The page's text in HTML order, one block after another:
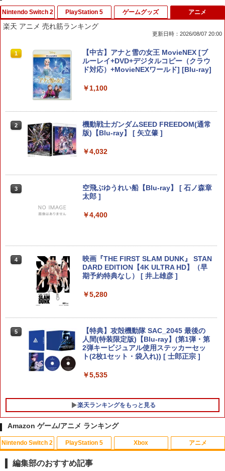
Nintendo Switch 2
1
【新品】Switch2 eFootball Kick-Off!
【メール便】
2
テーブルモード専用 ポータブルUSBハブ
スタンド 2ポート for Nintendo Switch
スクウェア・エニックス ドラゴンクエス
2】 POTPAANVA [POTPAANVA]
ドラゴンクエストXI 過ぎ去りし時を求
めて S Switch2版
￥4,930
5
【当店独自で＋P10倍★要エントリー】
【中古】[Switch2] ドラゴンクエストVII
Reimagined(ドラクエ7 リイマジンド)
スクウェア・エニックス(20260205)
￥5,080
PlayStation 5
1
[メール便OK]【新品】【PS5】CRYSTA
R -クライスタ- ［PS5版］[在庫品]
2
【SQUARE ENIX】【中古品】スクウェ
ア・エニックス『ドラゴンクエストVII R
フト 1週間保証【中古】
ー：リファンタジオ［PS5版］[在庫品]
【中古】PS5ソフト アサシン クリード
【佐々店】
【特典】METAL GEAR SOLID : MASTE
R COLLECTION Vol.2 PS5版(【早期購
ゲームグッズ
1
GBC用 レトロコレクションケース 5枚
ゲームボーイ ソフト ケース ゲーム 収納
ケース 高透明 簡単組立 PP素材 日本製 3
ル便送料無料】
Nintendo Switch2 専用 NGC+USB ハブ
ーラー 接続 USB ハブ スイッチ2 アクセ
ンシリーズ ※大量購入時には納期にお時
￥2,600
Switch2 ケース レザーケース スイッチ2
シンプル ミニマル PUレザー 革 カバー
ト プレゼント 送料無料
￥3,480
アニメ
楽天 アニメ 売れ筋ランキング
更新日時：2026/08/07 20:00
1
【中古】アナと雪の女王 MovieNEX [ブ
ルーレイ+DVD+デジタルコピー（クラウ
ド対応）+MovieNEXワールド] [Blu-ray]
￥1,100
2
機動戦士ガンダムSEED FREEDOM(通常
版)【Blu-ray】 [ 矢立肇 ]
￥4,032
3
空飛ぶゆうれい船【Blu-ray】 [ 石ノ森章
太郎 ]
￥4,400
4
映画『THE FIRST SLAM DUNK』 STAN
DARD EDITION【4K ULTRA HD】（早
期予約特典なし） [ 井上雄彦 ]
￥5,280
5
【特典】攻殻機動隊 SAC_2045 最後の
人間(特装限定版)【Blu-ray】(第1弾・第
2弾キービジュアル使用ステッカーセッ
ト(2枚1セット・袋入れ)) [ 士郎正宗 ]
￥5,535
楽天ランキングをもっと見る
Amazon ゲーム/アニメ ランキング
Nintendo Switch 2 PlayStation 5 Xbox アニメ
編集部のおすすめ記事